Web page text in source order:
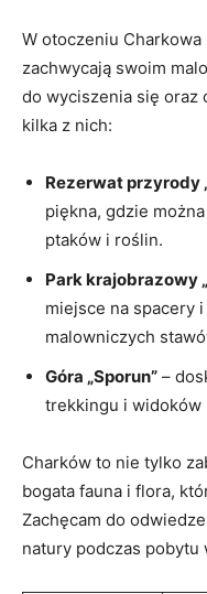
W otoczeniu
zachwycają swoim
do wyciszenia​ się oraz
kilka z nich:
Rezerwat przyrody
⁢piękna, gdzie
ptaków i roślin.
Park krajobrazowy
miejsce na ​spacery
malowniczych
Góra „Sporun” –
trekkingu i widoków
Charków to nie tylko
bogata fauna i flora,
Zachęcam do‌
natury podczas pobytu⁣